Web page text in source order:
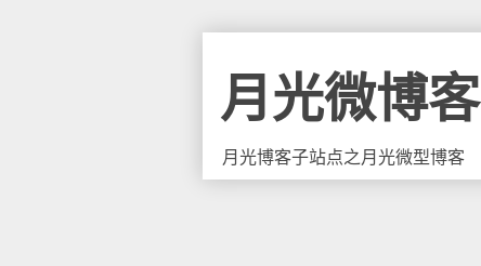
月光微博客
月光博客子站点之月光微型博客